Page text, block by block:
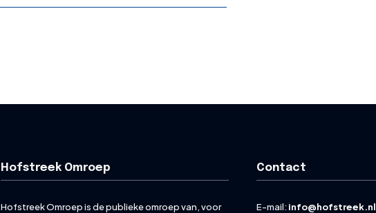
Hofstreek Omroep
Hofstreek Omroep is de publieke omroep van, voor
Contact
E-mail: info@hofstreek.nl